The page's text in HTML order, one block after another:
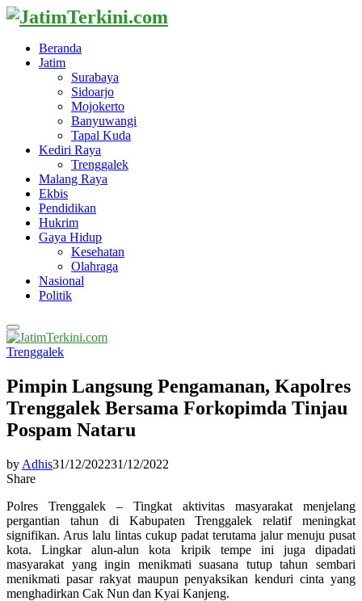
Beranda
Jatim
Surabaya
Sidoarjo
Mojokerto
Banyuwangi
Tapal Kuda
Kediri Raya
Trenggalek
Malang Raya
Ekbis
Pendidikan
Hukrim
Gaya Hidup
Kesehatan
Olahraga
Nasional
Politik
Primary
Menu
Trenggalek
Pimpin Langsung Pengamanan, Kapolres
Trenggalek Bersama Forkopimda Tinjau
Pospam Nataru
by Adhis31/12/202231/12/2022
Share
Polres Trenggalek – Tingkat aktivitas masyarakat menjelang
pergantian tahun di Kabupaten Trenggalek relatif meningkat
signifikan. Arus lalu lintas cukup padat terutama jalur menuju pusat
kota. Lingkar alun-alun kota kripik tempe ini juga dipadati
masyarakat yang ingin menikmati suasana tutup tahun sembari
menikmati pasar rakyat maupun penyaksikan kenduri cinta yang
menghadirkan Cak Nun dan Kyai Kanjeng.